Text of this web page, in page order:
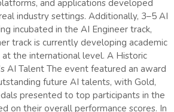
and applications developed
industry settings. Additionally, 3–5 AI
incubated in the AI Engineer track,
track is currently developing academic
the international level. A Historic
AI Talent The event featured an award
future AI talents, with Gold,
presented to top participants in the
on their overall performance scores. In